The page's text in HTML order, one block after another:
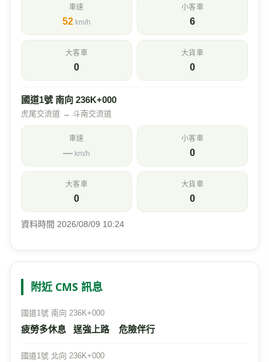
車速
52 km/h
小客車
6
大客車
0
大貨車
0
國道1號 南向 236K+000
虎尾交流道 → 斗南交流道
車速
— km/h
小客車
0
大客車
0
大貨車
0
資料時間 2026/08/09 10:24
附近 CMS 訊息
國道1號 南向 236K+000
疲勞多休息   逞強上路    危險伴行
國道1號 北向 236K+000